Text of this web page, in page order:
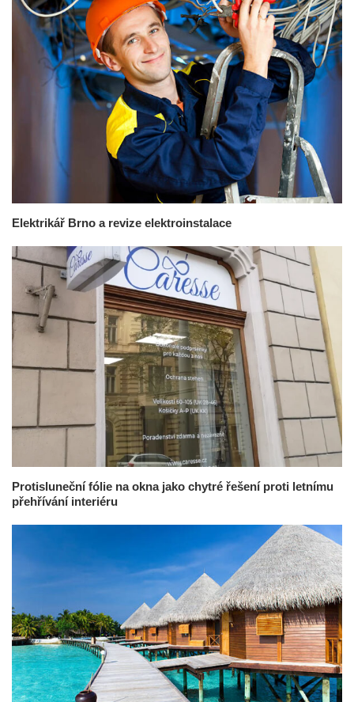
Elektrikář Brno a revize elektroinstalace
Protisluneční fólie na okna jako chytré řešení proti letnímu
přehřívání interiéru